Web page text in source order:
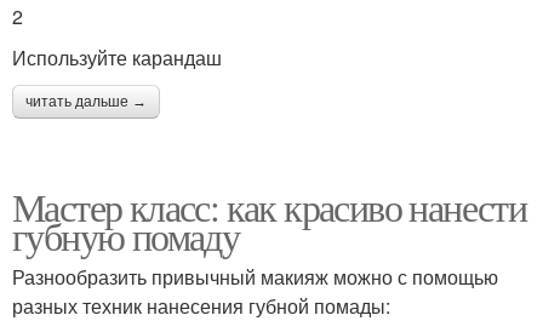
2
Используйте карандаш
читать дальше →
Мастер класс: как красиво нанести
губную помаду
Разнообразить привычный макияж можно с помощью
разных техник нанесения губной помады: